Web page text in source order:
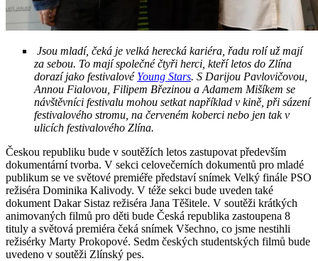
Jsou mladí, čeká je velká herecká kariéra, řadu rolí už mají
za sebou. To mají společné čtyři herci, kteří letos do Zlína
dorazí jako festivalové Young Stars. S Darijou Pavlovičovou,
Annou Fialovou, Filipem Březinou a Adamem Mišíkem se
návštěvníci festivalu mohou setkat například v kině, při sázení
festivalového stromu, na červeném koberci nebo jen tak v
ulicích festivalového Zlína.
Českou republiku bude v soutěžích letos zastupovat především
dokumentární tvorba. V sekci celovečerních dokumentů pro mladé
publikum se ve světové premiéře představí snímek Velký finále PSO
režiséra Dominika Kalivody. V téže sekci bude uveden také
dokument Dakar Sistaz režiséra Jana Těšitele. V soutěži krátkých
animovaných filmů pro děti bude Česká republika zastoupena 8
tituly a světová premiéra čeká snímek Všechno, co jsme nestihli
režisérky Marty Prokopové. Sedm českých studentských filmů bude
uvedeno v soutěži Zlínský pes.